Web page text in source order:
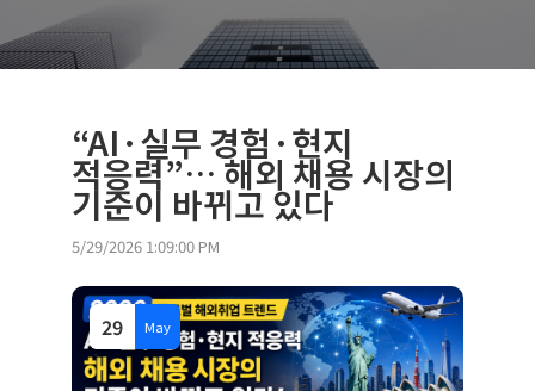
“AI·실무 경험·현지
적응력”… 해외 채용 시장의
기준이 바뀌고 있다
5/29/2026 1:09:00 PM
29 May